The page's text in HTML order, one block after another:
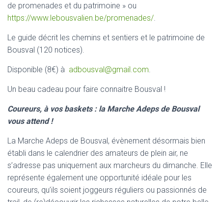
de promenades et du patrimoine » ou
https://www.lebousvalien.be/promenades/
Le guide décrit les chemins et sentiers et le patrimoine de
Bousval (120 notices).
Disponible (8€) à adbousval@gmail.com
Un beau cadeau pour faire connaitre Bousval !
Coureurs, à vos baskets : la Marche Adeps de Bousval
vous attend !
La Marche Adeps de Bousval, évènement désormais bien
établi dans le calendrier des amateurs de plein air, ne
s’adresse pas uniquement aux marcheurs du dimanche. Elle
représente également une opportunité idéale pour les
coureurs, qu’ils soient joggeurs réguliers ou passionnés de